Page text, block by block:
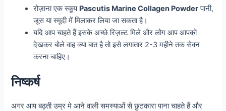
रोज़ाना एक स्कूप Pascutis Marine Collagen Powderपानी,
जूस या स्मूदी में मिलाकर लिया जा सकता है।
यदि आप चाहते हैं इसके अच्छे रिज़ल्ट मिले और लोग आप आपको
देखकर बोले वाह क्या बात है तो इसे लगातार 2-3 महीने तक सेवन
करना चाहिए।
निष्कर्ष
अगर आप बढ़ती उम्र मे आने वाली समस्याओं से छुटकारा पाना चाहते हैं और